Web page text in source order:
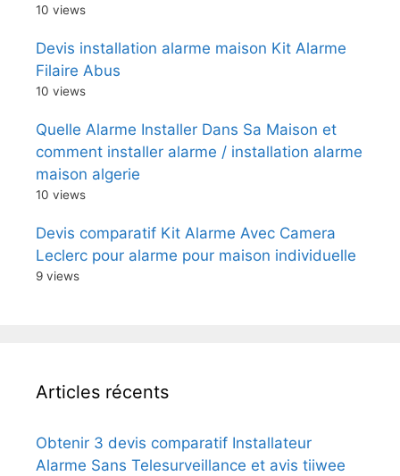
10 views
Devis installation alarme maison Kit Alarme
Filaire Abus
10 views
Quelle Alarme Installer Dans Sa Maison et
comment installer alarme / installation alarme
maison algerie
10 views
Devis comparatif Kit Alarme Avec Camera
Leclerc pour alarme pour maison individuelle
9 views
Articles récents
Obtenir 3 devis comparatif Installateur
Alarme Sans Telesurveillance et avis tiiwee